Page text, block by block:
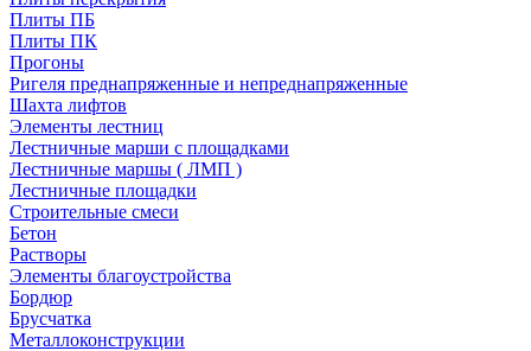
Плиты ПБ
Плиты ПК
Прогоны
Ригеля преднапряженные и непреднапряженные
Шахта лифтов
Элементы лестниц
Лестничные марши с площадками
Лестничные маршы ( ЛМП )
Лестничные площадки
Строительные смеси
Бетон
Растворы
Элементы благоустройства
Бордюр
Брусчатка
Металлоконструкции